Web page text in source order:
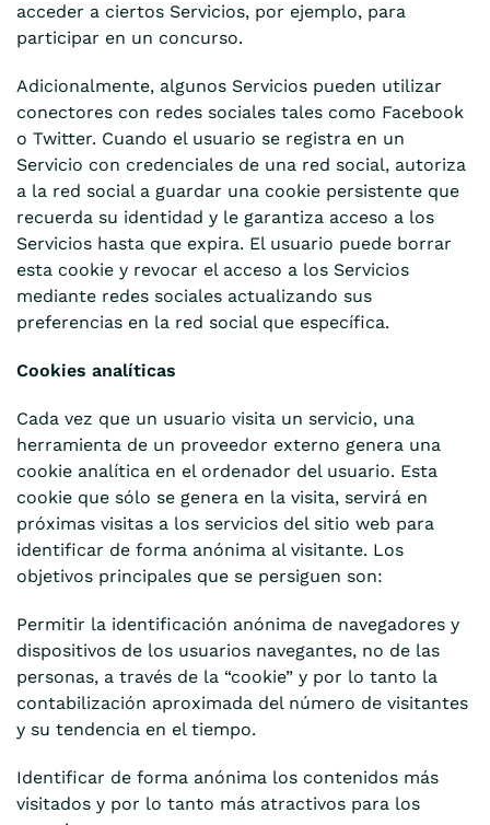
acceder a ciertos Servicios, por ejemplo, para
participar en un concurso.
Adicionalmente, algunos Servicios pueden utilizar
conectores con redes sociales tales como Facebook
o Twitter. Cuando el usuario se registra en un
Servicio con credenciales de una red social, autoriza
a la red social a guardar una cookie persistente que
recuerda su identidad y le garantiza acceso a los
Servicios hasta que expira. El usuario puede borrar
esta cookie y revocar el acceso a los Servicios
mediante redes sociales actualizando sus
preferencias en la red social que específica.
Cookies analíticas
Cada vez que un usuario visita un servicio, una
herramienta de un proveedor externo genera una
cookie analítica en el ordenador del usuario. Esta
cookie que sólo se genera en la visita, servirá en
próximas visitas a los servicios del sitio web para
identificar de forma anónima al visitante. Los
objetivos principales que se persiguen son:
Permitir la identificación anónima de navegadores y
dispositivos de los usuarios navegantes, no de las
personas, a través de la “cookie” y por lo tanto la
contabilización aproximada del número de visitantes
y su tendencia en el tiempo.
Identificar de forma anónima los contenidos más
visitados y por lo tanto más atractivos para los